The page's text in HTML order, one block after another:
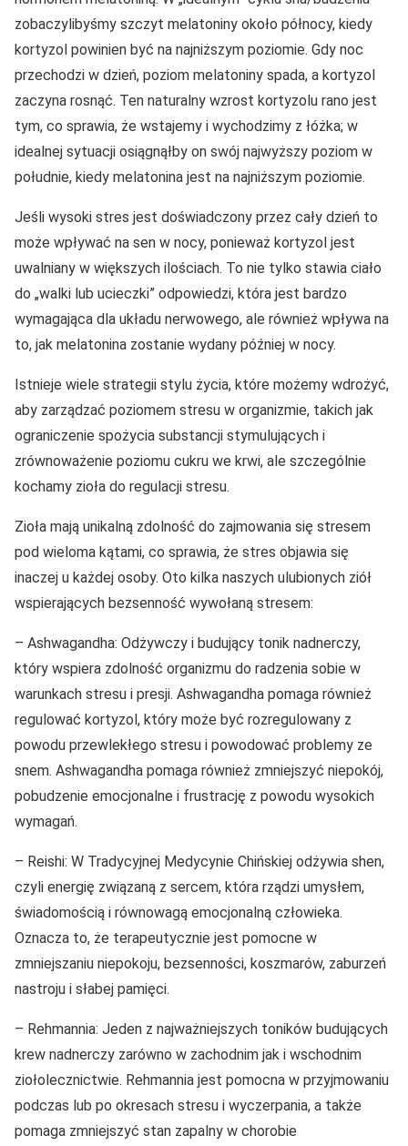
zobaczylibyśmy szczyt melatoniny około północy, kiedy
kortyzol powinien być na najniższym poziomie. Gdy noc
przechodzi w dzień, poziom melatoniny spada, a kortyzol
zaczyna rosnąć. Ten naturalny wzrost kortyzolu rano jest
tym, co sprawia, że wstajemy i wychodzimy z łóżka; w
idealnej sytuacji osiągnąłby on swój najwyższy poziom w
południe, kiedy melatonina jest na najniższym poziomie.
Jeśli wysoki stres jest doświadczony przez cały dzień to
może wpływać na sen w nocy, ponieważ kortyzol jest
uwalniany w większych ilościach. To nie tylko stawia ciało
do „walki lub ucieczki” odpowiedzi, która jest bardzo
wymagająca dla układu nerwowego, ale również wpływa na
to, jak melatonina zostanie wydany później w nocy.
Istnieje wiele strategii stylu życia, które możemy wdrożyć,
aby zarządzać poziomem stresu w organizmie, takich jak
ograniczenie spożycia substancji stymulujących i
zrównoważenie poziomu cukru we krwi, ale szczególnie
kochamy zioła do regulacji stresu.
Zioła mają unikalną zdolność do zajmowania się stresem
pod wieloma kątami, co sprawia, że stres objawia się
inaczej u każdej osoby. Oto kilka naszych ulubionych ziół
wspierających bezsenność wywołaną stresem:
– Ashwagandha: Odżywczy i budujący tonik nadnerczy,
który wspiera zdolność organizmu do radzenia sobie w
warunkach stresu i presji. Ashwagandha pomaga również
regulować kortyzol, który może być rozregulowany z
powodu przewlekłego stresu i powodować problemy ze
snem. Ashwagandha pomaga również zmniejszyć niepokój,
pobudzenie emocjonalne i frustrację z powodu wysokich
wymagań.
– Reishi: W Tradycyjnej Medycynie Chińskiej odżywia shen,
czyli energię związaną z sercem, która rządzi umysłem,
świadomością i równowagą emocjonalną człowieka.
Oznacza to, że terapeutycznie jest pomocne w
zmniejszaniu niepokoju, bezsenności, koszmarów, zaburzeń
nastroju i słabej pamięci.
– Rehmannia: Jeden z najważniejszych toników budujących
krew nadnerczy zarówno w zachodnim jak i wschodnim
ziołolecznictwie. Rehmannia jest pomocna w przyjmowaniu
podczas lub po okresach stresu i wyczerpania, a także
pomaga zmniejszyć stan zapalny w chorobie